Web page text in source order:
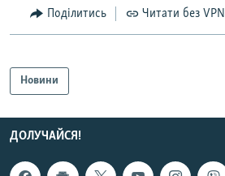
Поділитись Читати без VPN
Новини
ДОЛУЧАЙСЯ!